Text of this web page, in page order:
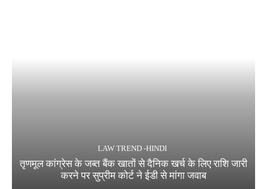
LAW TREND -HINDI
तृणमूल कांग्रेस के जब्त बैंक खातों से दैनिक खर्च के लिए राशि जारी
करने पर सुप्रीम कोर्ट ने ईडी से मांगा जवाब